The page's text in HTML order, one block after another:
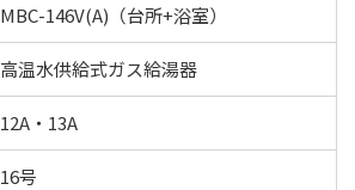
MBC-146V(A)（台所+浴室）
高温水供給式ガス給湯器
12A・13A
16号